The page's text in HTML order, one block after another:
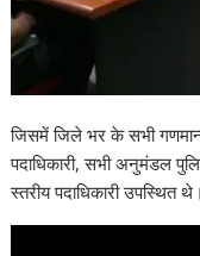
जिसमें जिले भर के सभी
पदाधिकारी, सभी अनुमंडल
स्तरीय पदाधिकारी उपस्थित थे।